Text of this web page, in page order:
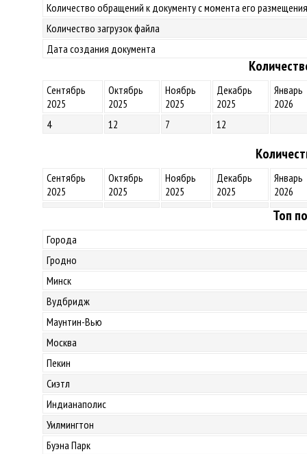
Количество обращений к документу с момента его
Количество загрузок файла
Дата создания документа
Сентябрь
2025
Октябрь
2025
Ноябрь
2025
Декабрь
2025
Январь
2026
4
12 7 12
Сентябрь
2025
Октябрь
2025
Ноябрь
2025
Декабрь
2025
Январь
2026
Топ
Города
Гродно
Минск
Вудбридж
Маунтин-Вью
Москва
Пекин
Сиэтл
Индианаполис
Уилмингтон
Буэна Парк